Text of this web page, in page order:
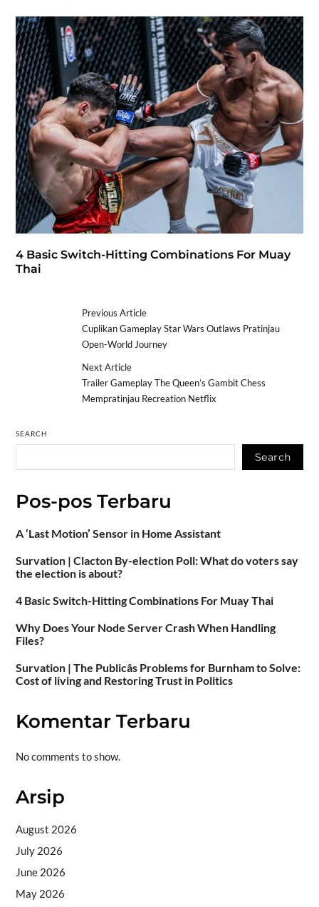
4 Basic Switch-Hitting Combinations For Muay
Thai
Previous Article
Cuplikan Gameplay Star Wars Outlaws Pratinjau
Open-World Journey
Next Article
Trailer Gameplay The Queen’s Gambit Chess
Mempratinjau Recreation Netflix
SEARCH
Search
Pos-pos Terbaru
A ‘Last Motion’ Sensor in Home Assistant
Survation | Clacton By-election Poll: What do voters say
the election is about?
4 Basic Switch-Hitting Combinations For Muay Thai
Why Does Your Node Server Crash When Handling
Files?
Survation | The Publicâs Problems for Burnham to Solve:
Cost of living and Restoring Trust in Politics
Komentar Terbaru
No comments to show.
Arsip
August 2026
July 2026
June 2026
May 2026